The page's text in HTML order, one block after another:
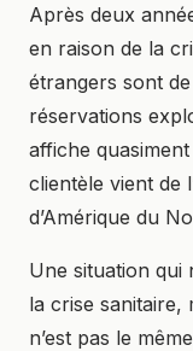
Après deux
en raison de la
étrangers sont
réservations
affiche
clientèle vient de
d’Amérique du
Une situation qui
la crise sanitaire,
n’est pas le